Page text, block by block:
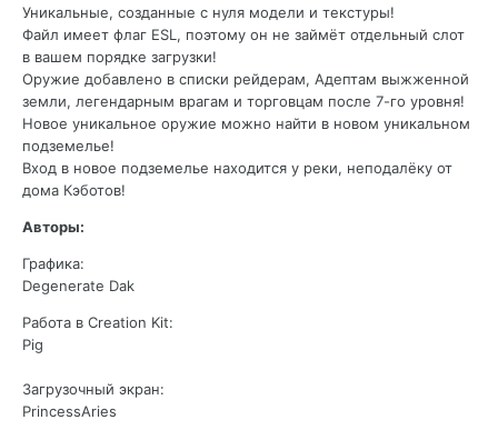
Уникальные, созданные с нуля модели и текстуры!
Файл имеет флаг ESL, поэтому он не займёт отдельный слот
в вашем порядке загрузки!
Оружие добавлено в списки рейдерам, Адептам выжженной
земли, легендарным врагам и торговцам после 7-го уровня!
Новое уникальное оружие можно найти в новом уникальном
подземелье!
Вход в новое подземелье находится у реки, неподалёку от
дома Кэботов!
Авторы:
Графика:
Degenerate Dak
Работа в Creation Kit:
Pig
Загрузочный экран:
PrincessAries